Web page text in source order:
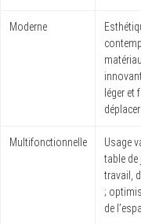
Moderne
léger et
déplacer
Multifonctionnelle
Usage
table de
travail,
;
de